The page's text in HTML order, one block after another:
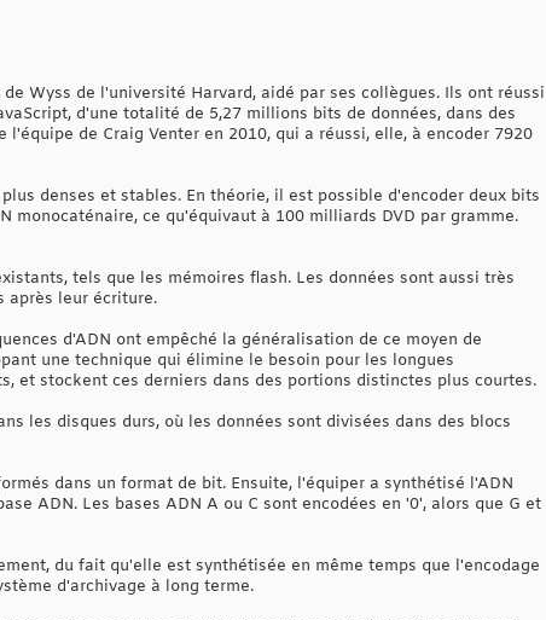
Wyss de l'université Harvard, aidé par ses collègues. Ils ont réussi
d'une totalité de 5,27 millions bits de données, dans des
de Craig Venter en 2010, qui a réussi, elle, à encoder 7920
denses et stables. En théorie, il est possible d'encoder deux bits
monocaténaire, ce qu'équivaut à 100 milliards DVD par gramme.
tels que les mémoires flash. Les données sont aussi très
après leur écriture.
d'ADN ont empêché la généralisation de ce moyen de
une technique qui élimine le besoin pour les longues
et stockent ces derniers dans des portions distinctes plus courtes.
les disques durs, où les données sont divisées dans des blocs
dans un format de bit. Ensuite, l'équiper a synthétisé l'ADN
ADN. Les bases ADN A ou C sont encodées en '0', alors que G et
du fait qu'elle est synthétisée en même temps que l'encodage
d'archivage à long terme.